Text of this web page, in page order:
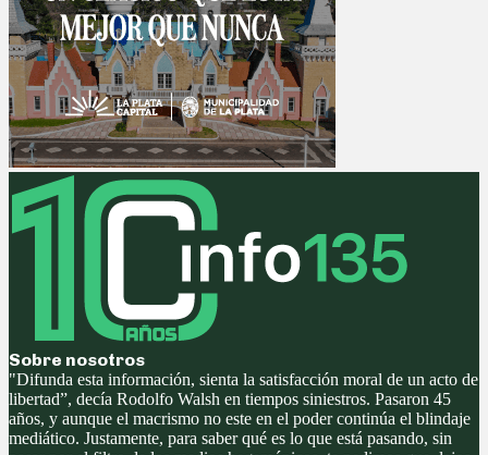
Sobre nosotros
"Difunda esta información, sienta la satisfacción moral de un acto de
libertad”, decía Rodolfo Walsh en tiempos siniestros. Pasaron 45
años, y aunque el macrismo no este en el poder continúa el blindaje
mediático. Justamente, para saber qué es lo que está pasando, sin